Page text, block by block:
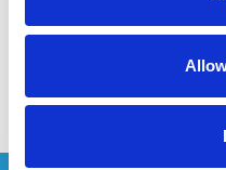
Afficher le produit